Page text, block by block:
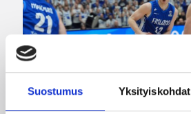
Suostumus Yksityiskohdat